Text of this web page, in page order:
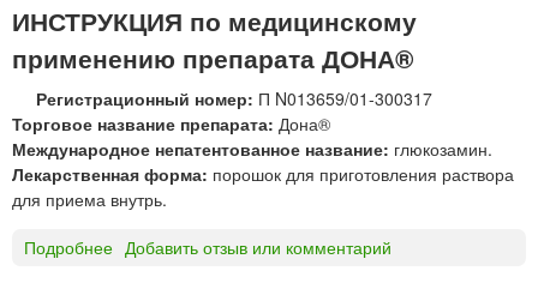
с
в
о
р
д
л
я
ИНСТРУКЦИЯ по медицинскому
применению препарата ДОНА®
Регистрационный номер: П N013659/01-300317
Торговое название препарата: Дона®
Международное непатентованное название: глюкозамин.
Лекарственная форма: порошок для приготовления раствора
для приема внутрь.
Подробнее Добавить отзыв или комментарий